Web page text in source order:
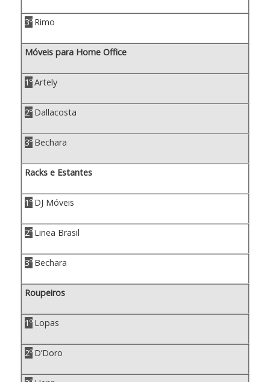
3º Rimo
Móveis para Home Office
1ºArtely
2º Dallacosta
3º Bechara
Racks e Estantes
1º DJ Móveis
2º Linea Brasil
3º Bechara
Roupeiros
1º Lopas
2º D’Doro